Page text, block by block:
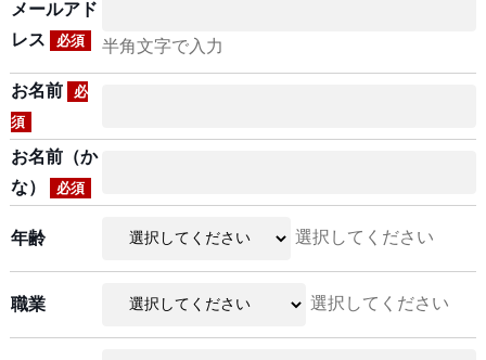
メールアド
レス
必須 半角文字で入力
お名前
必
須
お名前（か
な）
必須
年齢 選択してください
職業 選択してください